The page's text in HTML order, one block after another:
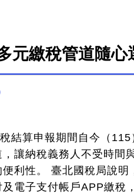
元繳稅管道隨心
結算申報期間自今（
讓納稅義務人不受時間
利性。 臺北國稅局說
電子支付帳戶APP繳稅